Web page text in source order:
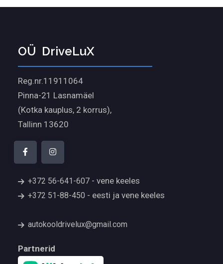
OÜ ​ DriveLu​x
Reg.nr.11911064
Pinna-21 Lasnamäel
(Kotka kauplus, 2 korrus),
Tallinn 13620
+372 56-641-607 - vene keeles
+372 51-88-450 - eesti ja vene keeles
autokooldrivelux@gmail.com
Partnerid